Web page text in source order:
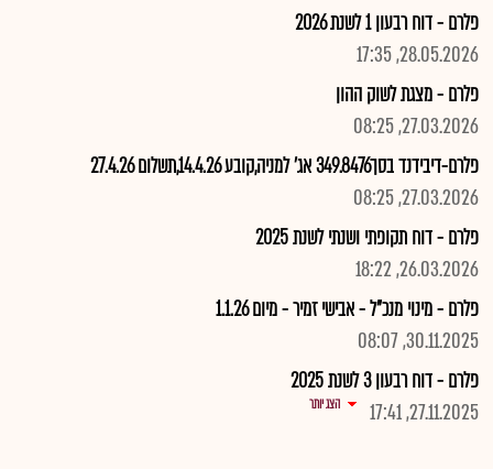
פלרם - דוח רבעון 1 לשנת 2026
28.05.2026, 17:35
פלרם - מצגת לשוק ההון
27.03.2026, 08:25
פלרם-דיבידנד בסך349.8476 אג' למניה,קובע 14.4.26,תשלום 27.4.26
27.03.2026, 08:25
פלרם - דוח תקופתי ושנתי לשנת 2025
26.03.2026, 18:22
פלרם - מינוי מנכ"ל - אבישי זמיר - מיום 1.1.26
30.11.2025, 08:07
פלרם - דוח רבעון 3 לשנת 2025
27.11.2025, 17:41
הצג יותר